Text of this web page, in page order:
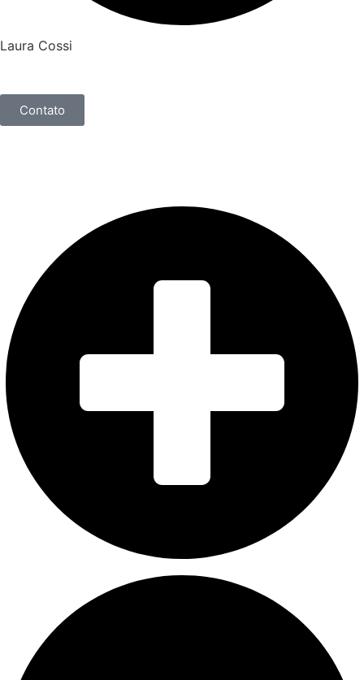
Laura Cossi
Contato